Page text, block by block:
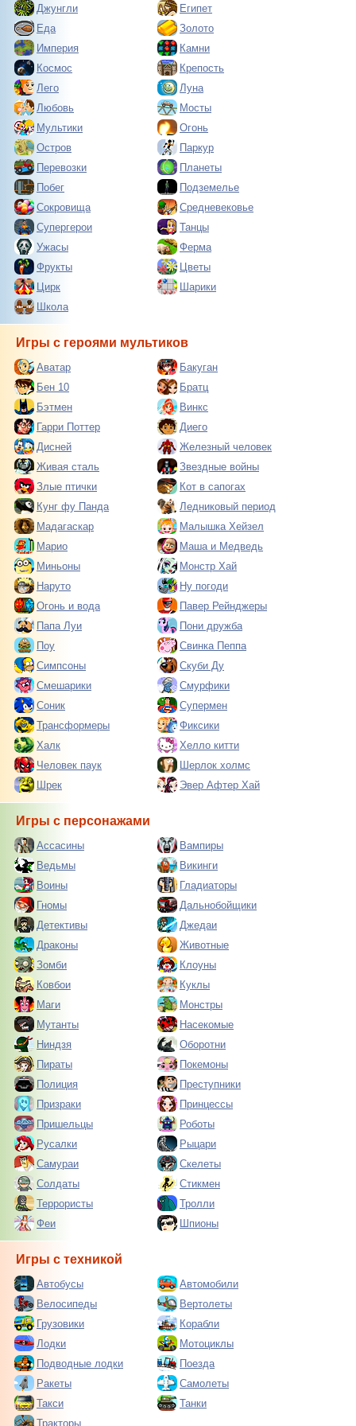
Джунгли
Египет
Еда
Золото
Империя
Камни
Космос
Крепость
Лего
Луна
Любовь
Мосты
Мультики
Огонь
Остров
Паркур
Перевозки
Планеты
Побег
Подземелье
Сокровища
Средневековье
Супергерои
Танцы
Ужасы
Ферма
Фрукты
Цветы
Цирк
Шарики
Школа
Игры с героями мультиков
Аватар
Бакуган
Бен 10
Братц
Бэтмен
Винкс
Гарри Поттер
Диего
Дисней
Железный человек
Живая сталь
Звездные войны
Злые птички
Кот в сапогах
Кунг фу Панда
Ледниковый период
Мадагаскар
Малышка Хейзел
Марио
Маша и Медведь
Миньоны
Монстр Хай
Наруто
Ну погоди
Огонь и вода
Павер Рейнджеры
Папа Луи
Пони дружба
Поу
Свинка Пеппа
Симпсоны
Скуби Ду
Смешарики
Смурфики
Соник
Супермен
Трансформеры
Фиксики
Халк
Хелло китти
Человек паук
Шерлок холмс
Шрек
Эвер Афтер Хай
Игры с персонажами
Ассасины
Вампиры
Ведьмы
Викинги
Воины
Гладиаторы
Гномы
Дальнобойщики
Детективы
Джедаи
Драконы
Животные
Зомби
Клоуны
Ковбои
Куклы
Маги
Монстры
Мутанты
Насекомые
Ниндзя
Оборотни
Пираты
Покемоны
Полиция
Преступники
Призраки
Принцессы
Пришельцы
Роботы
Русалки
Рыцари
Самураи
Скелеты
Солдаты
Стикмен
Террористы
Тролли
Феи
Шпионы
Игры с техникой
Автобусы
Автомобили
Велосипеды
Вертолеты
Грузовики
Корабли
Лодки
Мотоциклы
Подводные лодки
Поезда
Ракеты
Самолеты
Такси
Танки
Тракторы